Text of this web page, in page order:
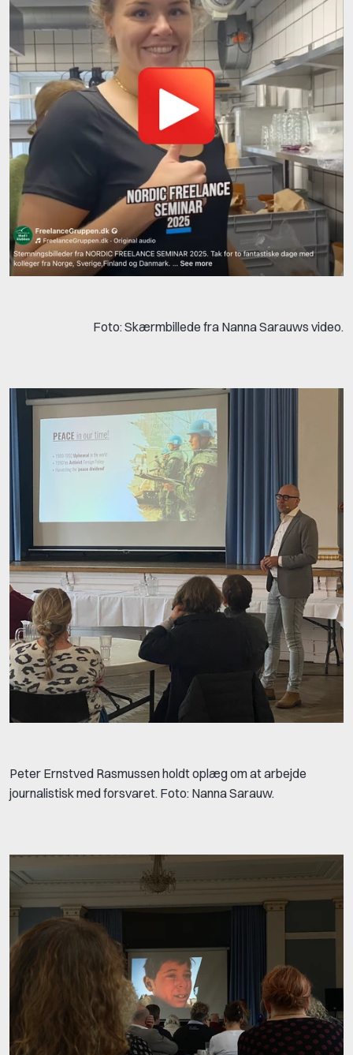
Foto: Skærmbillede fra Nanna Sarauws video.
Peter Ernstved Rasmussen holdt oplæg om at arbejde
journalistisk med forsvaret. Foto: Nanna Sarauw.